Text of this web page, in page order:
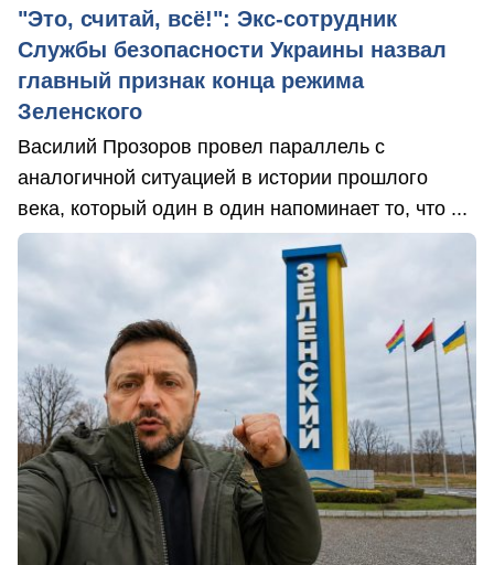
"Это, считай, всё!": Экс-сотрудник
Службы безопасности Украины назвал
главный признак конца режима
Зеленского
Василий Прозоров провел параллель с
аналогичной ситуацией в истории прошлого
века, который один в один напоминает то, что ...